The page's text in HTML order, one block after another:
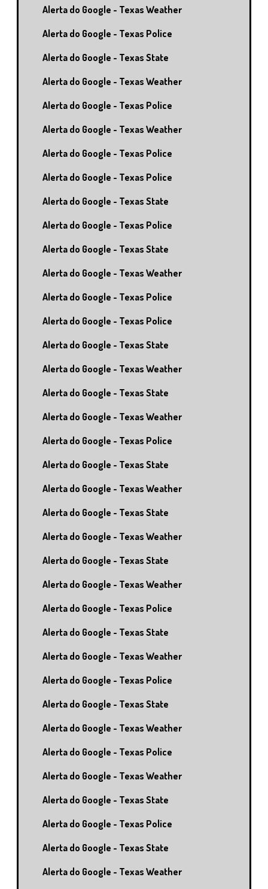
Alerta do Google - Texas Weather
Alerta do Google - Texas Police
Alerta do Google - Texas State
Alerta do Google - Texas Weather
Alerta do Google - Texas Police
Alerta do Google - Texas Weather
Alerta do Google - Texas Police
Alerta do Google - Texas Police
Alerta do Google - Texas State
Alerta do Google - Texas Police
Alerta do Google - Texas State
Alerta do Google - Texas Weather
Alerta do Google - Texas Police
Alerta do Google - Texas Police
Alerta do Google - Texas State
Alerta do Google - Texas Weather
Alerta do Google - Texas State
Alerta do Google - Texas Weather
Alerta do Google - Texas Police
Alerta do Google - Texas State
Alerta do Google - Texas Weather
Alerta do Google - Texas State
Alerta do Google - Texas Weather
Alerta do Google - Texas State
Alerta do Google - Texas Weather
Alerta do Google - Texas Police
Alerta do Google - Texas State
Alerta do Google - Texas Weather
Alerta do Google - Texas Police
Alerta do Google - Texas State
Alerta do Google - Texas Weather
Alerta do Google - Texas Police
Alerta do Google - Texas Weather
Alerta do Google - Texas State
Alerta do Google - Texas Police
Alerta do Google - Texas State
Alerta do Google - Texas Weather